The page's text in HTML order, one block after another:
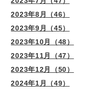
2023年8月（46）
2023年9月（45）
2023年10月（48）
2023年11月（47）
2023年12月（50）
2024年1月（49）